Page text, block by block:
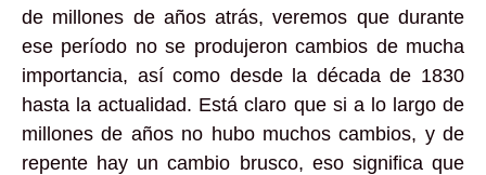
de millones de años atrás, veremos que durante
ese período no se produjeron cambios de mucha
importancia, así como desde la década de 1830
hasta la actualidad. Está claro que si a lo largo de
millones de años no hubo muchos cambios, y de
repente hay un cambio brusco, eso significa que